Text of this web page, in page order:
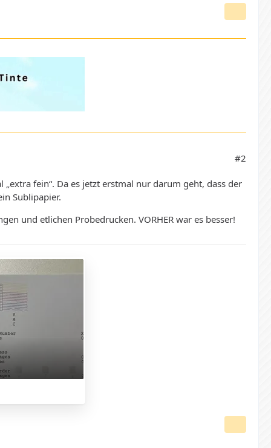
#2
fein“. Da es jetzt erstmal nur darum geht, dass der
Sublipapier.
und etlichen Probedrucken. VORHER war es besser!